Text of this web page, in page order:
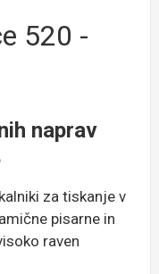
520 -
naprav
za tiskanje v
pisarne in
raven